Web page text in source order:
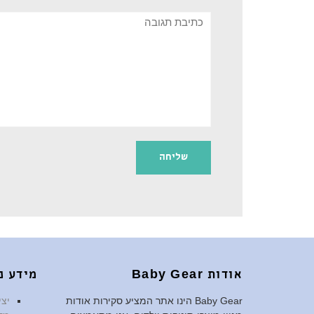
אודות Baby Gear
Baby Gear הינו אתר המציע סקירות אודות
מידע